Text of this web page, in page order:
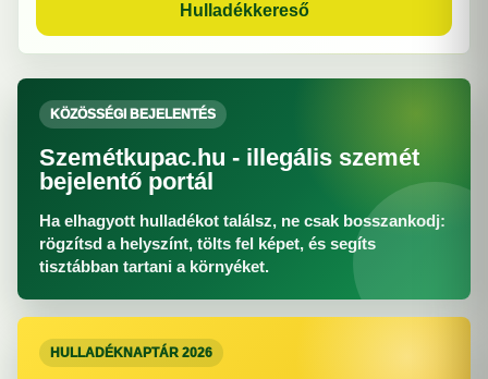
Hulladékkereső
KÖZÖSSÉGI BEJELENTÉS
Szemétkupac.hu - illegális szemét
bejelentő portál
Ha elhagyott hulladékot találsz, ne csak bosszankodj:
rögzítsd a helyszínt, tölts fel képet, és segíts
tisztábban tartani a környéket.
HULLADÉKNAPTÁR 2026